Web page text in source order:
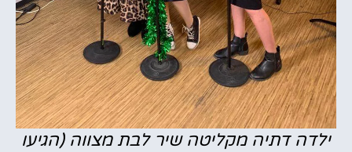
ילדה דתיה מקליטה שיר לבת מצווה (הגיעו